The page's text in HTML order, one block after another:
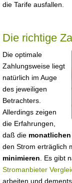
die Tarife ausfallen.
Die richtige
Die optimale
Zahlungsweise liegt
natürlich im Auge
des jeweiligen
Betrachters.
Allerdings zeigen
die Erfahrungen,
daß die
den Strom erträglich
minimieren . Es gibt
Stromanbieter
arbeiten und